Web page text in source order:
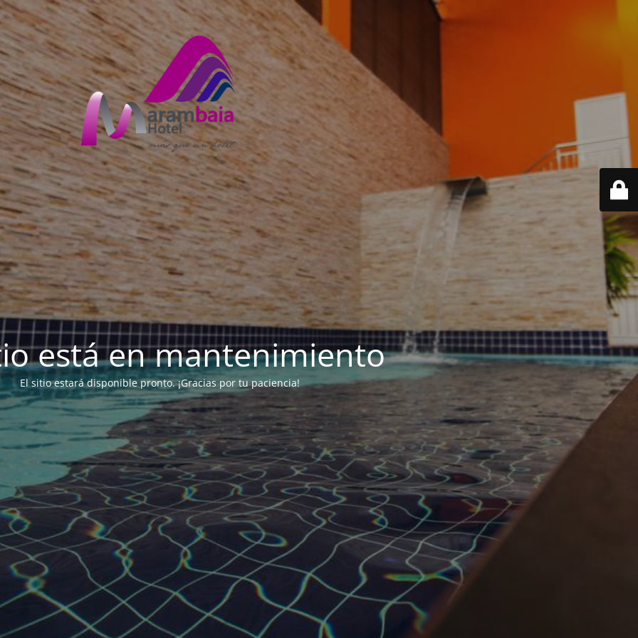
está en mantenimiento
El sitio estará disponible pronto. ¡Gracias por tu paciencia!